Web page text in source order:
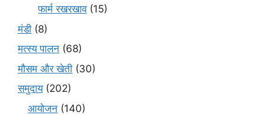
फार्म रखरखाव(15)
मंडी (8)
मत्स्य पालन (68)
मौसम और खेती (30)
समुदाय(202)
आयोजन (140)